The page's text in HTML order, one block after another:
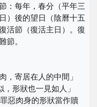
：每年，春分（平年三
）後的望日（陰曆十五
活節（復活主日）。復
節。
，寄居在人的中間」
，形狀也一見如人」
惡肉身的形狀當作贖